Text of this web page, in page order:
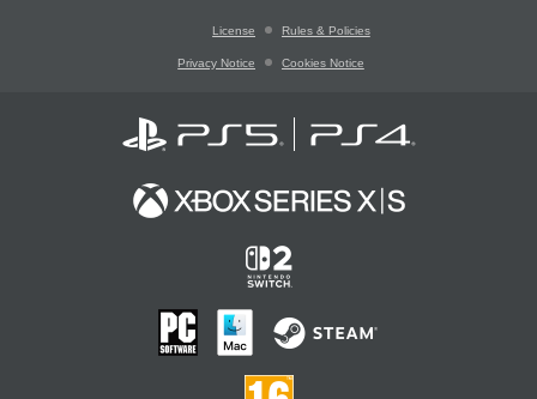
License Rules & Policies
Privacy Notice Cookies Notice